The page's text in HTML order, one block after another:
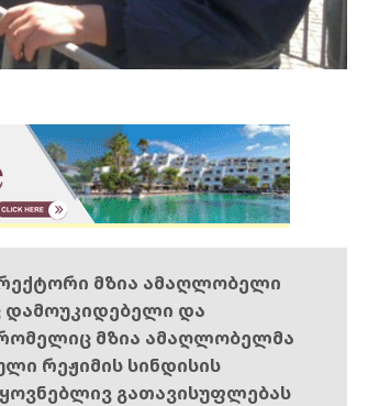
მზია ამაღლობელი
დამოუკიდებელი და
მზია ამაღლობელმა
რეჟიმის სინდისის
გათავისუფლებას